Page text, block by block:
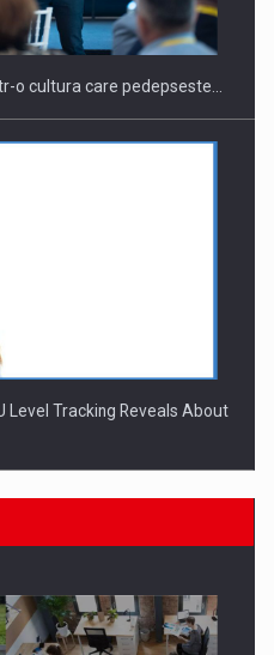
o cultura care pedepseste…
Level Tracking Reveals About